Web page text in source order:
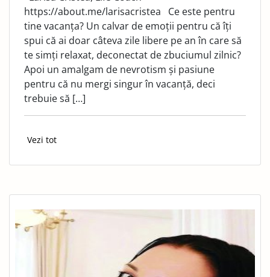
https://about.me/larisacristea Ce este pentru
tine vacanța? Un calvar de emoții pentru că îți
spui că ai doar câteva zile libere pe an în care să
te simți relaxat, deconectat de zbuciumul zilnic?
Apoi un amalgam de nevrotism și pasiune
pentru că nu mergi singur în vacanță, deci
trebuie să […]
Vezi tot